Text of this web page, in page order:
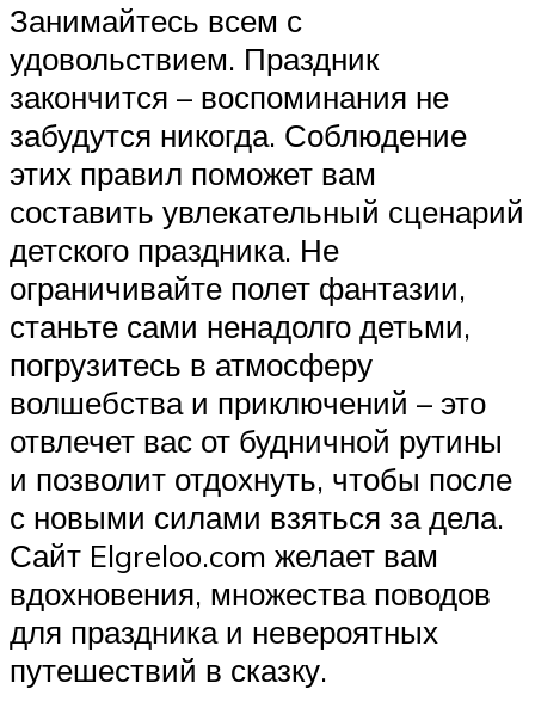
Занимайтесь всем с
удовольствием. Праздник
закончится – воспоминания не
забудутся никогда. Соблюдение
этих правил поможет вам
составить увлекательный сценарий
детского праздника. Не
ограничивайте полет фантазии,
станьте сами ненадолго детьми,
погрузитесь в атмосферу
волшебства и приключений – это
отвлечет вас от будничной рутины
и позволит отдохнуть, чтобы после
с новыми силами взяться за дела.
Сайт Elgreloo.com желает вам
вдохновения, множества поводов
для праздника и невероятных
путешествий в сказку.